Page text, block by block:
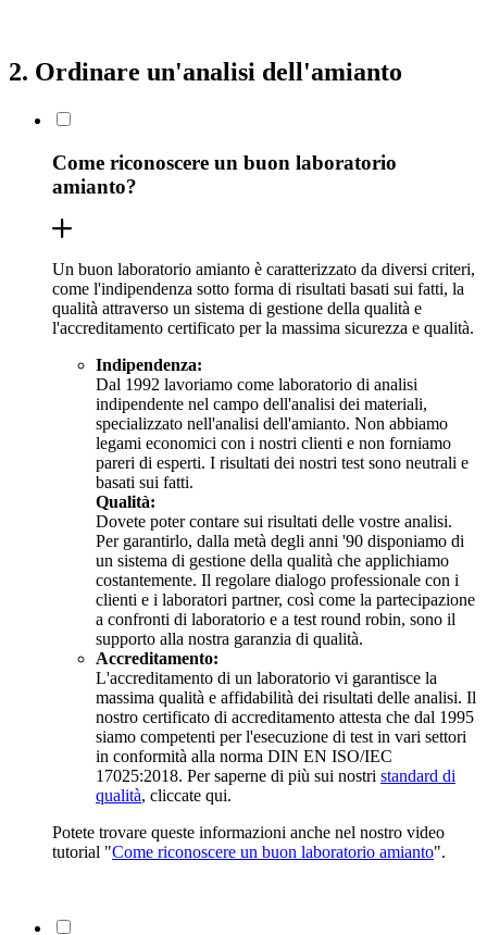
2. Ordinare un'analisi dell'amianto
Come riconoscere un buon laboratorio
amianto?
Un buon laboratorio amianto è caratterizzato da diversi criteri,
come l'indipendenza sotto forma di risultati basati sui fatti, la
qualità attraverso un sistema di gestione della qualità e
l'accreditamento certificato per la massima sicurezza e qualità.
Indipendenza:
Dal 1992 lavoriamo come laboratorio di analisi
indipendente nel campo dell'analisi dei materiali,
specializzato nell'analisi dell'amianto. Non abbiamo
legami economici con i nostri clienti e non forniamo
pareri di esperti. I risultati dei nostri test sono neutrali e
basati sui fatti.
Qualità:
Dovete poter contare sui risultati delle vostre analisi.
Per garantirlo, dalla metà degli anni '90 disponiamo di
un sistema di gestione della qualità che applichiamo
costantemente. Il regolare dialogo professionale con i
clienti e i laboratori partner, così come la partecipazione
a confronti di laboratorio e a test round robin, sono il
supporto alla nostra garanzia di qualità.
Accreditamento:
L'accreditamento di un laboratorio vi garantisce la
massima qualità e affidabilità dei risultati delle analisi. Il
nostro certificato di accreditamento attesta che dal 1995
siamo competenti per l'esecuzione di test in vari settori
in conformità alla norma DIN EN ISO/IEC
17025:2018. Per saperne di più sui nostri standard di
qualità, cliccate qui.
Potete trovare queste informazioni anche nel nostro video
tutorial "Come riconoscere un buon laboratorio amianto".